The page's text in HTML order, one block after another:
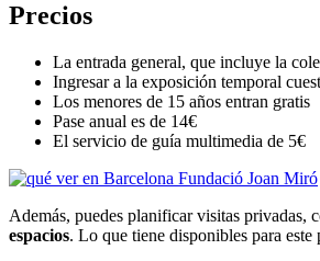
Precios
La entrada general, que incluye la
Ingresar a la exposición temporal
Los menores de 15 años entran gratis
Pase anual es de 14€
El servicio de guía multimedia de 5€
Además, puedes planificar visitas privadas,
espacios. Lo que tiene disponibles para este